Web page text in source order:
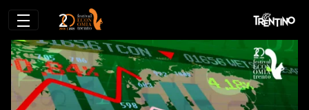
Quale Europa nel mondo di Trump